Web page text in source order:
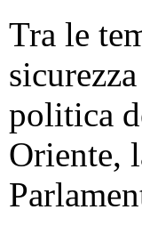
Tra le
politica
Oriente,